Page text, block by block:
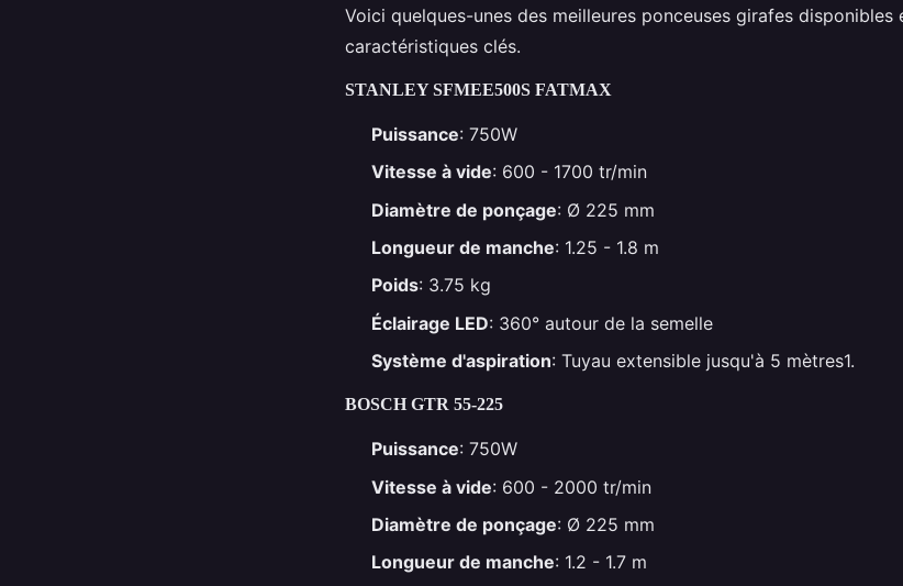
Voici quelques-unes des meilleures ponceuses girafes disponibles
caractéristiques clés.
STANLEY SFMEE500S FATMAX
Puissance: 750W
Vitesse à vide: 600 - 1700 tr/min
Diamètre de ponçage: Ø 225 mm
Longueur de manche: 1.25 - 1.8 m
Poids: 3.75 kg
Éclairage LED: 360° autour de la semelle
Système d'aspiration: Tuyau extensible jusqu'à 5 mètres1.
BOSCH GTR 55-225
Puissance: 750W
Vitesse à vide: 600 - 2000 tr/min
Diamètre de ponçage: Ø 225 mm
Longueur de manche: 1.2 - 1.7 m